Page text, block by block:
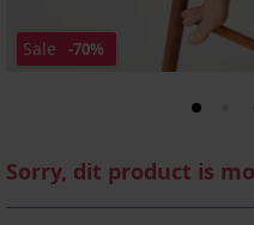
Sale -70%
Sorry, dit product is